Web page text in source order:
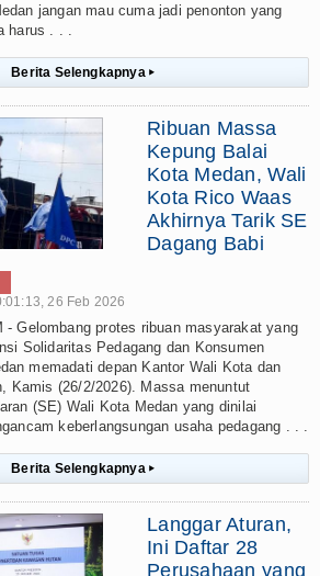
jangan mau cuma jadi penonton yang
harus . . .
Berita Selengkapnya ▸
Ribuan Massa
Kepung Balai
Kota Medan, Wali
Kota Rico Waas
Akhirnya Tarik SE
Dagang Babi
26 Feb 2026
- Gelombang protes ribuan masyarakat yang
Solidaritas Pedagang dan Konsumen
memadati depan Kantor Wali Kota dan
Kamis (26/2/2026). Massa menuntut
(SE) Wali Kota Medan yang dinilai
keberlangsungan usaha pedagang . . .
Berita Selengkapnya ▸
Langgar Aturan,
Ini Daftar 28
Perusahaan yang